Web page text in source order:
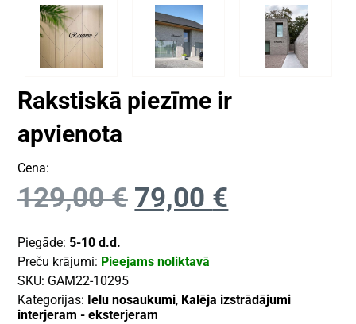
Rakstiskā piezīme ir
apvienota
Cena:
129,00€ 79,00 €
Piegāde:5-10 d.d.
Preču krājumi: Pieejams noliktavā
SKU: GAM22-10295
Kategorijas: Ielu nosaukumi, Kalēja izstrādājumi
interjeram - eksterjeram